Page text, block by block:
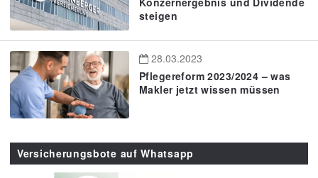
steigen
28.03.2023
Pflegereform 2023/2024 – was
Makler jetzt wissen müssen
Versicherungsbote auf Whatsapp